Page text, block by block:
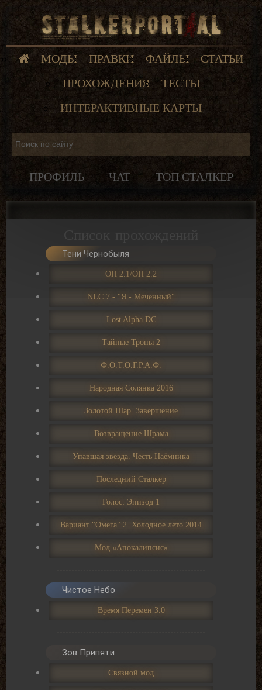
МОДЫ ПРАВКИ ФАЙЛЫ
СТАТЬИ
ПРОХОЖДЕНИЯ
ТЕСТЫ
ИНТЕРАКТИВНЫЕ КАРТЫ
ПРОФИЛЬ ЧАТ ТОП СТАЛКЕР
Тени Чернобыля
ОП 2.1/ОП 2.2
NLC 7 - "Я - Меченный"
Lost Alpha DC
Тайные Тропы 2
Ф.О.Т.О.Г.Р.А.Ф.
Народная Солянка 2016
Золотой Шар. Завершение
Возвращение Шрама
Упавшая звезда. Честь Наёмника
Последний Сталкер
Голос: Эпизод 1
Вариант "Омега" 2. Холодное лето 2014
Мод «Апокалипсис»
Чистое Небо
Время Перемен 3.0
Зов Припяти
Связной мод